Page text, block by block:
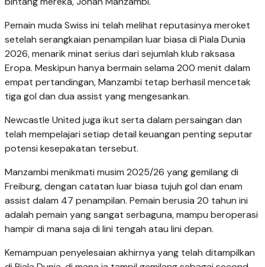
Pemain muda Swiss ini telah melihat reputasinya meroket
setelah serangkaian penampilan luar biasa di Piala Dunia
2026, menarik minat serius dari sejumlah klub raksasa
Eropa. Meskipun hanya bermain selama 200 menit dalam
empat pertandingan, Manzambi tetap berhasil mencetak
tiga gol dan dua assist yang mengesankan.
Newcastle United juga ikut serta dalam persaingan dan
telah mempelajari setiap detail keuangan penting seputar
potensi kesepakatan tersebut.
Manzambi menikmati musim 2025/26 yang gemilang di
Freiburg, dengan catatan luar biasa tujuh gol dan enam
assist dalam 47 penampilan. Pemain berusia 20 tahun ini
adalah pemain yang sangat serbaguna, mampu beroperasi
hampir di mana saja di lini tengah atau lini depan.
Kemampuan penyelesaian akhirnya yang telah ditampilkan